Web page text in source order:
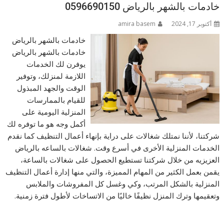
خادمات بالشهر بالرياض 0596690150
أكتوبر 17, 2024 amira basem
خادمات بالشهر بالرياض
خادمات بالشهر بالرياض
يوفرن لك الخدمات
اللازمة لمنزلك، وتوفير
الوقت والجهد المبذول
للقيام بالممارسات
المنزلية اليومية على
أكمل وجه هو ما توفره لك
شركتنا، لأننا نمتلك شغالات على دراية بإنهاء أعمال التنظيف كما نقدم
الخدمات المنزلية الأخرى في أسرع وقت. شغالات بالساعه بالرياض
العزيزيه من خلال شركتنا تستطيع الحصول على شغالات بالساعة،
يقمن بعمل الكثير من المهام المميزة، والتي منها إدارة أعمال التنظيف
المنزلية بالشكل المرتب، وكي وغسل كل المفروشات والملابس
وتعقيمها وترك المنزل نظيفًا خاليًا من الاتساخات لأطول فترة زمنية.